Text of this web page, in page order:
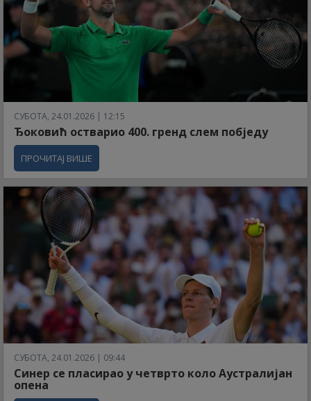
СУБОТА, 24.01.2026 | 12:15
Ђоковић остварио 400. гренд слем побједу
ПРОЧИТАЈ ВИШЕ
СУБОТА, 24.01.2026 | 09:44
Синер се пласирао у четврто коло Аустралијан
опена